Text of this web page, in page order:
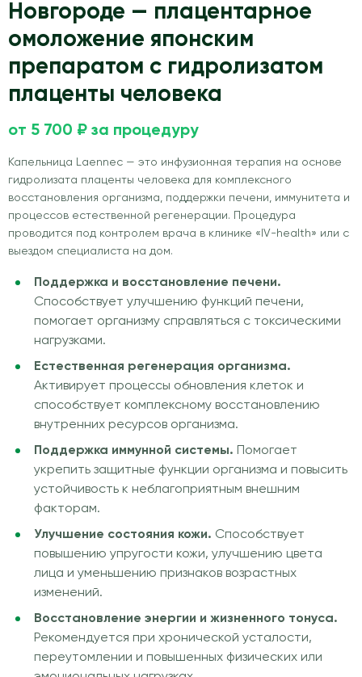
Новгороде — плацентарное
омоложение японским
препаратом с гидролизатом
плаценты человека
от 5 700 ₽ за процедуру
Капельница Laennec — это инфузионная терапия на основе
гидролизата плаценты человека для комплексного
восстановления организма, поддержки печени, иммунитета и
процессов естественной регенерации. Процедура
проводится под контролем врача в клинике «IV-health» или с
выездом специалиста на дом.
Поддержка и восстановление печени.
Способствует улучшению функций печени,
помогает организму справляться с токсическими
нагрузками.
Естественная регенерация организма.
Активирует процессы обновления клеток и
способствует комплексному восстановлению
внутренних ресурсов организма.
Поддержка иммунной системы. Помогает
укрепить защитные функции организма и повысить
устойчивость к неблагоприятным внешним
факторам.
Улучшение состояния кожи. Способствует
повышению упругости кожи, улучшению цвета
лица и уменьшению признаков возрастных
изменений.
Восстановление энергии и жизненного тонуса.
Рекомендуется при хронической усталости,
переутомлении и повышенных физических или